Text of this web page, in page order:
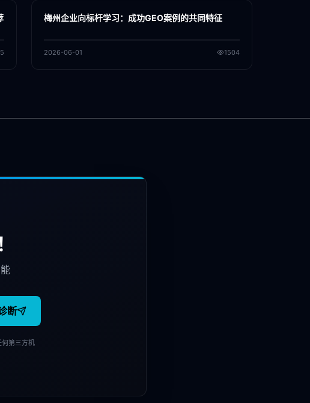
GEO
梅州企业向标杆学习：成功GEO案例的共同特征
2026-06-01 1504
断
第三方机